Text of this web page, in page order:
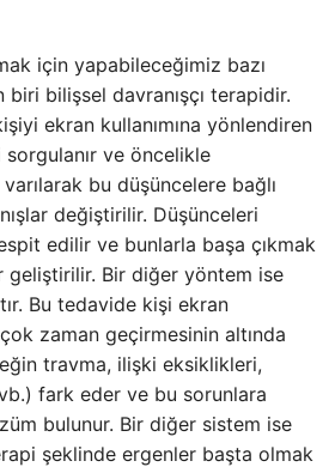
için yapabileceğimiz bazı
biri bilişsel davranışçı terapidir.
ekran kullanımına yönlendiren
ve öncelikle
bu düşüncelere bağlı
değiştirilir. Düşünceleri
edilir ve bunlarla başa çıkmak
geliştirilir. Bir diğer yöntem ise
Bu tedavide kişi ekran
zaman geçirmesinin altında
travma, ilişki eksiklikleri,
fark eder ve bu sorunlara
bulunur. Bir diğer sistem ise
şeklinde ergenler başta olmak